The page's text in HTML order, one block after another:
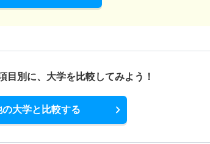
目別に、 大学を比較してみよう！
の大学と比較する